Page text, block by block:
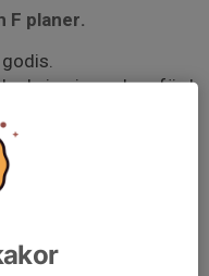
F planer.
innan hemfärd